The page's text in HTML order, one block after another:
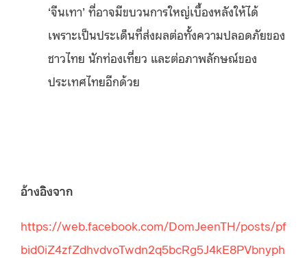
‘จีนเทา’ ที่อาจมีขบวนการใหญ่เบื้องหลังให้ได้
เพราะเป็นประเด็นที่ส่งผลต่อทั้งความปลอดภัยของ
ชาวไทย นักท่องเที่ยว และต่อภาพลักษณ์ของ
ประเทศไทยอีกด้วย
อ้างอิงจาก
https://web.facebook.com/DomJeenTH/posts/pf
bid0iZ4zfZdhvdvoTwdn2q5bcRg5J4kE8PVbnyph